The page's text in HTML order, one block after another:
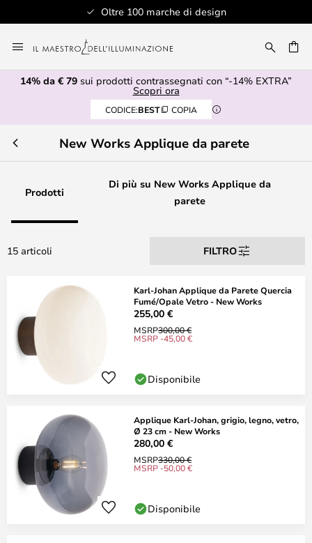
Oltre 100 marche di design
al
contenuto
14% da € 79 sui prodotti contrassegnati con “-14% EXTRA”
Scopri ora
CODICE:BEST COPIA
New Works Applique da parete
Prodotti
Di più su New Works Applique da
parete
15 articoli FILTRO
Karl-Johan Applique da Parete Quercia
Fumé/Opale Vetro - New Works
255,00 €
MSRP300,00 €
MSRP -45,00 €
Disponibile
Applique Karl-Johan, grigio, legno, vetro,
Ø 23 cm - New Works
280,00 €
MSRP330,00 €
MSRP -50,00 €
Disponibile